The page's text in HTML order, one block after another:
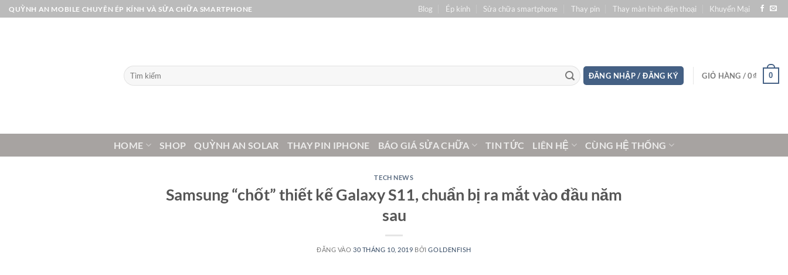
Bỏ
qua
QUỲNH AN MOBILE CHUYÊN ÉP KÍNH VÀ SỬA CHỮA SMARTPHONE Blog Ép kính Sửa chữa smartphone Thay pin Thay màn hình điện thoại Khuyến Mại
Tìm
kiếm:
ĐĂNG NHẬP / ĐĂNG KÝ GIỎ HÀNG /0₫ 0
HOME SHOP QUỲNH AN SOLAR THAY PIN IPHONE BÁO GIÁ SỬA CHỮA TIN TỨC LIÊN HỆ CÙNG HỆ THỐNG
TECH NEWS
Samsung “chốt” thiết kế Galaxy S11, chuẩn bị ra mắt vào đầu năm
sau
ĐĂNG VÀO 30 THÁNG 10, 2019 BỞIGOLDENFISH